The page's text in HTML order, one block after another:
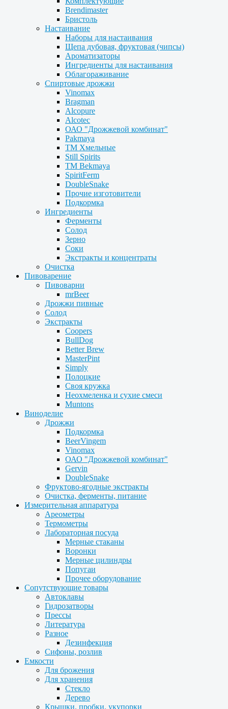
Brendimaster
Бристоль
Настаивание
Наборы для настаивания
Щепа дубовая, фруктовая (чипсы)
Ароматизаторы
Ингредиенты для настаивания
Облагораживание
Спиртовые дрожжи
Vinomax
Bragman
Alcopure
Alcotec
ОАО "Дрожжевой комбинат"
Pakmaya
ТМ Хмельные
Still Spirits
ТМ Bekmaya
SpiritFerm
DoubleSnake
Прочие изготовители
Подкормка
Ингредиенты
Ферменты
Солод
Зерно
Соки
Экстракты и концентраты
Очистка
Пивоварение
Пивоварни
mrBeer
Дрожжи пивные
Солод
Экстракты
Coopers
BullDog
Better Brew
MasterPint
Simply
Полоцкие
Своя кружка
Неохмеленка и сухие смеси
Muntons
Виноделие
Дрожжи
Подкормка
BeerVingem
Vinomax
ОАО "Дрожжевой комбинат"
Gervin
DoubleSnake
Фруктово-ягодные экстракты
Очистка, ферменты, питание
Измерительная аппаратура
Ареометры
Термометры
Лабораторная посуда
Мерные стаканы
Воронки
Мерные цилиндры
Попугаи
Прочее оборудование
Сопутствующие товары
Автоклавы
Гидрозатворы
Прессы
Литература
Разное
Дезинфекция
Сифоны, розлив
Емкости
Для брожения
Для хранения
Стекло
Дерево
Крышки, пробки, укупорки